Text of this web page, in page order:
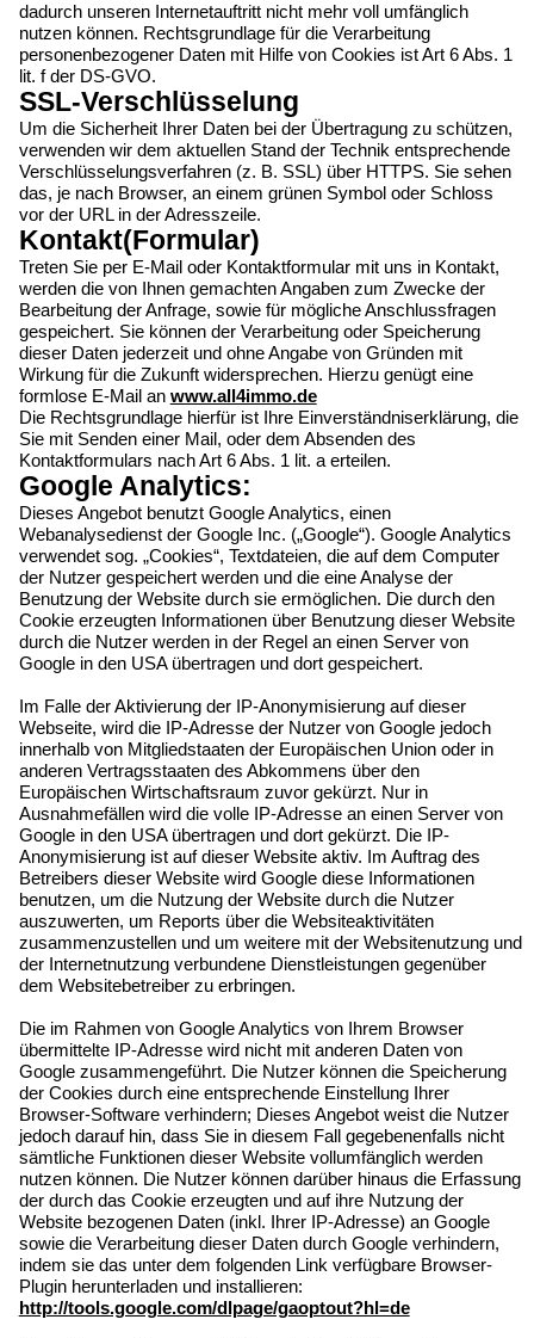
dadurch unseren Internetauftritt nicht mehr voll umfänglich
nutzen können. Rechtsgrundlage für die Verarbeitung
personenbezogener Daten mit Hilfe von Cookies ist Art 6 Abs. 1
lit. f der DS-GVO.
SSL-Verschlüsselung
Um die Sicherheit Ihrer Daten bei der Übertragung zu schützen,
verwenden wir dem aktuellen Stand der Technik entsprechende
Verschlüsselungsverfahren (z. B. SSL) über HTTPS. Sie sehen
das, je nach Browser, an einem grünen Symbol oder Schloss
vor der URL in der Adresszeile.
Kontakt(Formular)
Treten Sie per E-Mail oder Kontaktformular mit uns in Kontakt,
werden die von Ihnen gemachten Angaben zum Zwecke der
Bearbeitung der Anfrage, sowie für mögliche Anschlussfragen
gespeichert. Sie können der Verarbeitung oder Speicherung
dieser Daten jederzeit und ohne Angabe von Gründen mit
Wirkung für die Zukunft widersprechen. Hierzu genügt eine
formlose E-Mail an www.all4immo.de
Die Rechtsgrundlage hierfür ist Ihre Einverständniserklärung, die
Sie mit Senden einer Mail, oder dem Absenden des
Kontaktformulars nach Art 6 Abs. 1 lit. a erteilen.
Google Analytics:
Dieses Angebot benutzt Google Analytics, einen
Webanalysedienst der Google Inc. („Google“). Google Analytics
verwendet sog. „Cookies“, Textdateien, die auf dem Computer
der Nutzer gespeichert werden und die eine Analyse der
Benutzung der Website durch sie ermöglichen. Die durch den
Cookie erzeugten Informationen über Benutzung dieser Website
durch die Nutzer werden in der Regel an einen Server von
Google in den USA übertragen und dort gespeichert.
Im Falle der Aktivierung der IP-Anonymisierung auf dieser
Webseite, wird die IP-Adresse der Nutzer von Google jedoch
innerhalb von Mitgliedstaaten der Europäischen Union oder in
anderen Vertragsstaaten des Abkommens über den
Europäischen Wirtschaftsraum zuvor gekürzt. Nur in
Ausnahmefällen wird die volle IP-Adresse an einen Server von
Google in den USA übertragen und dort gekürzt. Die IP-
Anonymisierung ist auf dieser Website aktiv. Im Auftrag des
Betreibers dieser Website wird Google diese Informationen
benutzen, um die Nutzung der Website durch die Nutzer
auszuwerten, um Reports über die Websiteaktivitäten
zusammenzustellen und um weitere mit der Websitenutzung und
der Internetnutzung verbundene Dienstleistungen gegenüber
dem Websitebetreiber zu erbringen.
Die im Rahmen von Google Analytics von Ihrem Browser
übermittelte IP-Adresse wird nicht mit anderen Daten von
Google zusammengeführt. Die Nutzer können die Speicherung
der Cookies durch eine entsprechende Einstellung Ihrer
Browser-Software verhindern; Dieses Angebot weist die Nutzer
jedoch darauf hin, dass Sie in diesem Fall gegebenenfalls nicht
sämtliche Funktionen dieser Website vollumfänglich werden
nutzen können. Die Nutzer können darüber hinaus die Erfassung
der durch das Cookie erzeugten und auf ihre Nutzung der
Website bezogenen Daten (inkl. Ihrer IP-Adresse) an Google
sowie die Verarbeitung dieser Daten durch Google verhindern,
indem sie das unter dem folgenden Link verfügbare Browser-
Plugin herunterladen und installieren:
http://tools.google.com/dlpage/gaoptout?hl=de